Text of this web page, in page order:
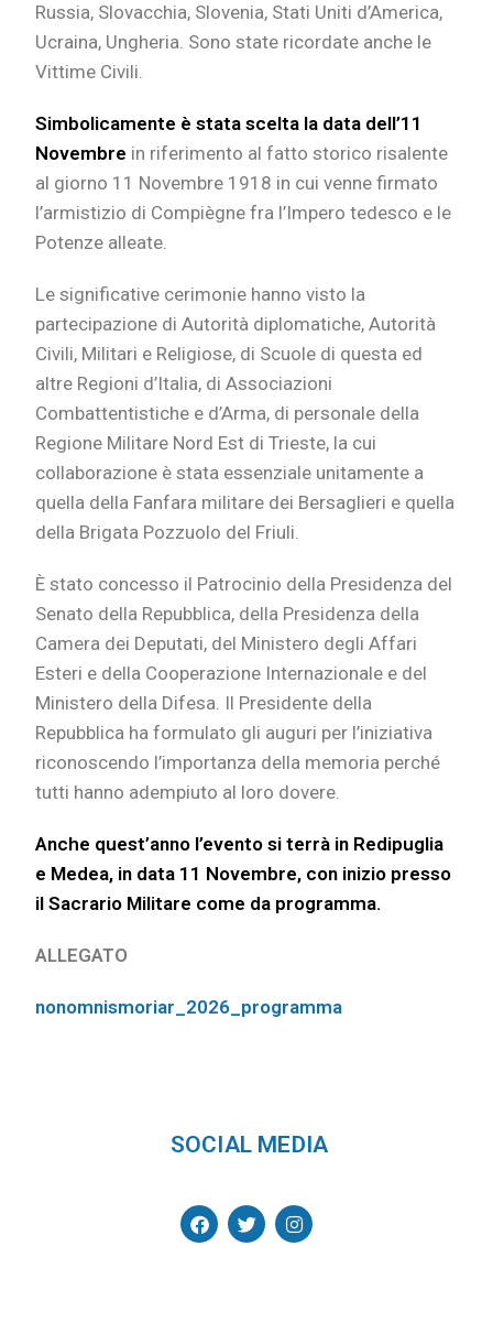
Russia, Slovacchia, Slovenia, Stati Uniti d’America,
Ucraina, Ungheria. Sono state ricordate anche le
Vittime Civili.
Simbolicamente è stata scelta la data dell’11
Novembre in riferimento al fatto storico risalente
al giorno 11 Novembre 1918 in cui venne firmato
l’armistizio di Compiègne fra l’Impero tedesco e le
Potenze alleate.
Le significative cerimonie hanno visto la
partecipazione di Autorità diplomatiche, Autorità
Civili, Militari e Religiose, di Scuole di questa ed
altre Regioni d’Italia, di Associazioni
Combattentistiche e d’Arma, di personale della
Regione Militare Nord Est di Trieste, la cui
collaborazione è stata essenziale unitamente a
quella della Fanfara militare dei Bersaglieri e quella
della Brigata Pozzuolo del Friuli.
È stato concesso il Patrocinio della Presidenza del
Senato della Repubblica, della Presidenza della
Camera dei Deputati, del Ministero degli Affari
Esteri e della Cooperazione Internazionale e del
Ministero della Difesa. Il Presidente della
Repubblica ha formulato gli auguri per l’iniziativa
riconoscendo l’importanza della memoria perché
tutti hanno adempiuto al loro dovere.
Anche quest’anno l’evento si terrà in Redipuglia
e Medea, in data 11 Novembre, con inizio presso
il Sacrario Militare come da programma.
ALLEGATO
nonomnismoriar_2026_programma
SOCIAL MEDIA